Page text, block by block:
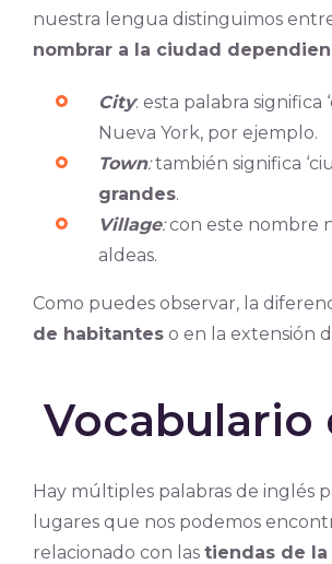
nuestra lengua distinguimos
nombrar a la ciudad
City: esta palabra significa
Nueva York, por ejemplo.
Town:también significa
grandes.
Village:con este nombre
aldeas.
Como puedes observar, la
de habitanteso en la extensión
Vocabulario
Hay múltiples palabras de inglés
lugares que nos podemos
relacionado con las tiendas de